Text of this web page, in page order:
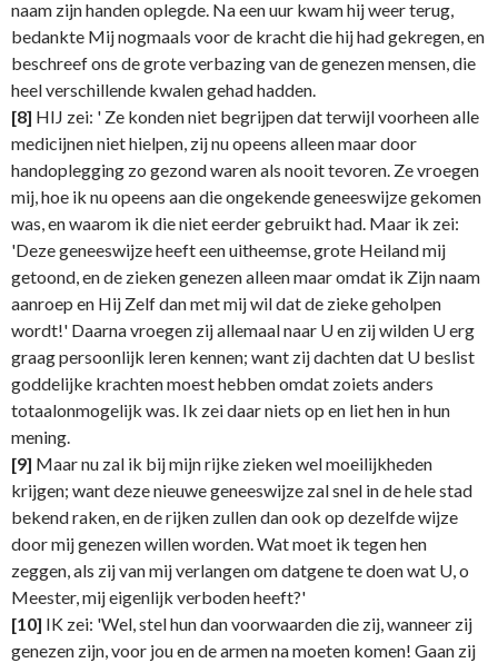
naam zijn handen oplegde. Na een uur kwam hij weer terug,
bedankte Mij nogmaals voor de kracht die hij had gekregen, en
beschreef ons de grote verbazing van de genezen mensen, die
heel verschillende kwalen gehad hadden.
[8] HIJ zei: ' Ze konden niet begrijpen dat terwijl voorheen alle
medicijnen niet hielpen, zij nu opeens alleen maar door
handoplegging zo gezond waren als nooit tevoren. Ze vroegen
mij, hoe ik nu opeens aan die ongekende geneeswijze gekomen
was, en waarom ik die niet eerder gebruikt had. Maar ik zei:
'Deze geneeswijze heeft een uitheemse, grote Heiland mij
getoond, en de zieken genezen alleen maar omdat ik Zijn naam
aanroep en Hij Zelf dan met mij wil dat de zieke geholpen
wordt!' Daarna vroegen zij allemaal naar U en zij wilden U erg
graag persoonlijk leren kennen; want zij dachten dat U beslist
goddelijke krachten moest hebben omdat zoiets anders
totaalonmogelijk was. Ik zei daar niets op en liet hen in hun
mening.
[9] Maar nu zal ik bij mijn rijke zieken wel moeilijkheden
krijgen; want deze nieuwe geneeswijze zal snel in de hele stad
bekend raken, en de rijken zullen dan ook op dezelfde wijze
door mij genezen willen worden. Wat moet ik tegen hen
zeggen, als zij van mij verlangen om datgene te doen wat U, o
Meester, mij eigenlijk verboden heeft?'
[10] IK zei: 'Wel, stel hun dan voorwaarden die zij, wanneer zij
genezen zijn, voor jou en de armen na moeten komen! Gaan zij